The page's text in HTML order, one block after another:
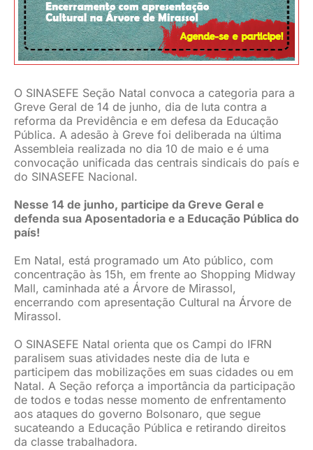
CONTATO
O SINASEFE Seção Natal convoca a categoria para a
Greve Geral de 14 de junho, dia de luta contra a
reforma da Previdência e em defesa da Educação
Pública. A adesão à Greve foi deliberada na última
Assembleia realizada no dia 10 de maio e é uma
convocação unificada das centrais sindicais do país e
do SINASEFE Nacional.
Nesse 14 de junho, participe da Greve Geral e
defenda sua Aposentadoria e a Educação Pública do
país!
Em Natal, está programado um Ato público, com
concentração às 15h, em frente ao Shopping Midway
Mall, caminhada até a Árvore de Mirassol,
encerrando com apresentação Cultural na Árvore de
Mirassol.
O SINASEFE Natal orienta que os Campi do IFRN
paralisem suas atividades neste dia de luta e
participem das mobilizações em suas cidades ou em
Natal. A Seção reforça a importância da participação
de todos e todas nesse momento de enfrentamento
aos ataques do governo Bolsonaro, que segue
sucateando a Educação Pública e retirando direitos
da classe trabalhadora.